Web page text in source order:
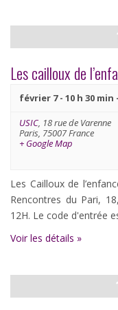
de
vues
Évènements
Les cailloux de
février 7 - 10 h 30 min -
USIC, 18 rue de Varenne
Paris, 75007France
+ Google Map
Les Cailloux de
Rencontres du Pari,
12H. Le code d'entrée
Voir les détails »